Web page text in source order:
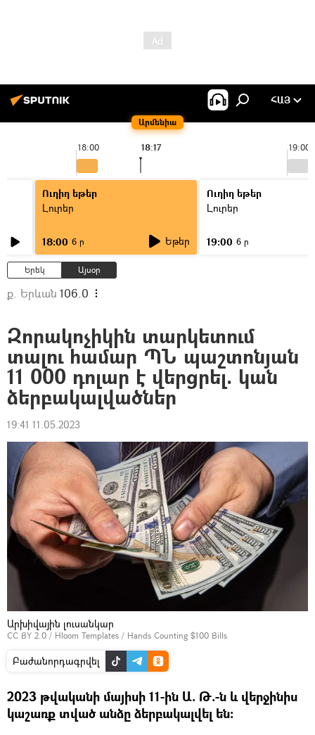
Արմենիա
ՀԱՅ
18:00 19:00
18:17
Ուղիղ եթեր
Լուրեր
18:00 6 ր Եթեր
Ուղիղ եթեր
Լուրեր
19:00 6 ր
Երեկ Այսօր
ք. Երևան 106.0
Զորակոչիկին տարկետում
տալու համար ՊՆ պաշտոնյան
11 000 դոլար է վերցրել. կան
ձերբակալվածներ
19:41 11.05.2023
Արխիվային լուսանկար
CC BY 2.0 / Hloom Templates / Hands Counting $100 Bills
Բաժանորդագրվել
2023 թվականի մայիսի 11-ին Ա. Թ.-ն և վերջինիս
կաշառք տված անձը ձերբակալվել են: